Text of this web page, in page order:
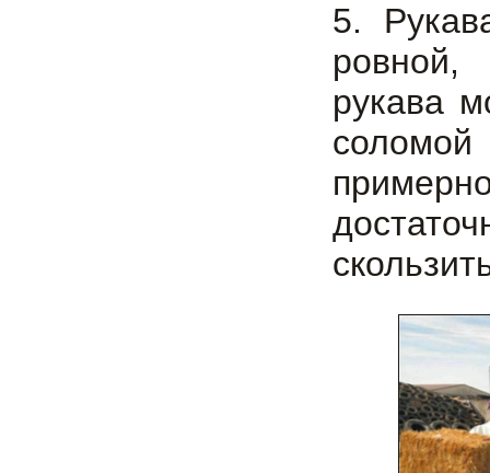
5.
ровной,
рукава